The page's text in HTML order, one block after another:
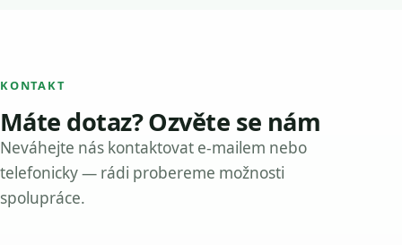
KONTAKT
Máte dotaz? Ozvěte se nám
Neváhejte nás kontaktovat e-mailem nebo
telefonicky — rádi probereme možnosti
spolupráce.